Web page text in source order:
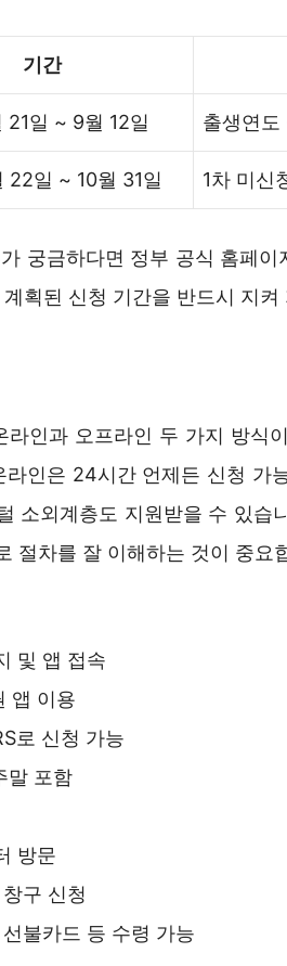
기간
21일 ~ 9월 12일 출생연도
22일 ~ 10월 31일 1차 미신
궁금하다면 정부 공식 홈페
획된 신청 기간을 반드시 지
라인과 오프라인 두 가지 방식
인은 24시간 언제든 신청 가
소외계층도 지원받을 수 있습
절차를 잘 이해하는 것이 중요
및 앱 접속
앱 이용
로 신청 가능
말 포함
방문
구 신청
불카드 등 수령 가능